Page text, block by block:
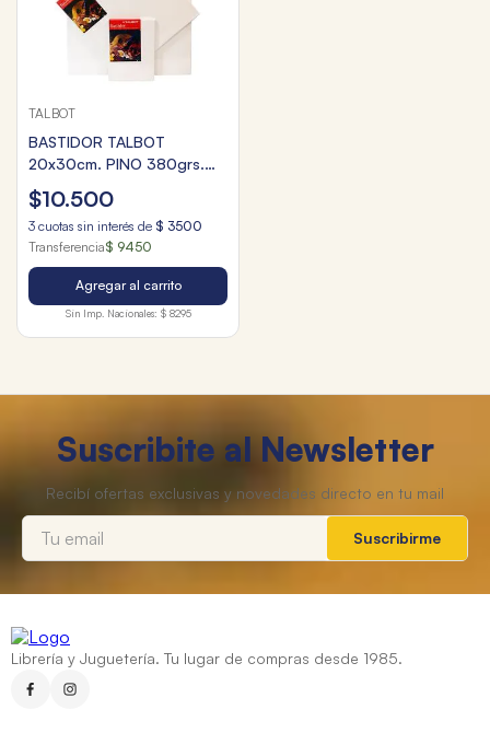
TALBOT
BASTIDOR TALBOT
20x30cm. PINO 380grs.
C/ESTACA
$10.500
3 cuotas sin interés de $ 3500
Transferencia$ 9450
Agregar al carrito
Sin Imp. Nacionales: $ 8295
Suscribite al Newsletter
Suscribirme
Librería y Juguetería. Tu lugar de compras desde 1985.